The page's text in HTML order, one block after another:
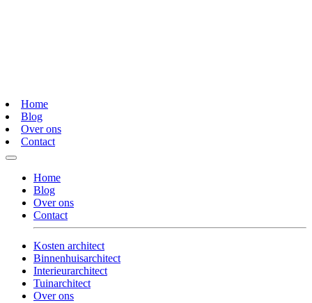
Home
Blog
Over ons
Contact
Home
Blog
Over ons
Contact
Kosten architect
Binnenhuisarchitect
Interieurarchitect
Tuinarchitect
Over ons